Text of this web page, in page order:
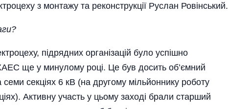
з монтажу та реконструкції Руслан Ровінський.
підрядних організацій було успішно
ще у минулому році. Це був досить об’ємний
секціях 6 кВ (на другому мільйоннику роботу
Активну участь у цьому заході брали старший